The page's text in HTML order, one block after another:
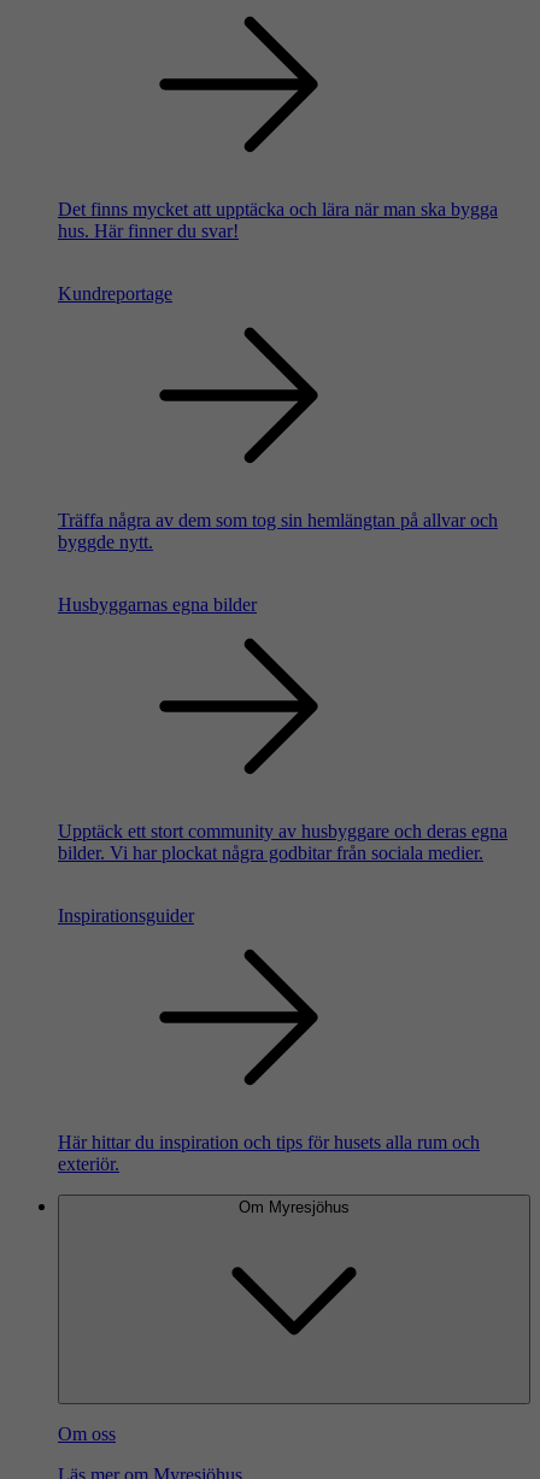
Det finns mycket att upptäcka och lära när man ska bygga
hus. Här finner du svar!
Kundreportage
Träffa några av dem som tog sin hemlängtan på allvar och
byggde nytt.
Husbyggarnas egna bilder
Upptäck ett stort community av husbyggare och deras egna
bilder. Vi har plockat några godbitar från sociala medier.
Inspirationsguider
Här hittar du inspiration och tips för husets alla rum och
exteriör.
Om Myresjöhus
Om oss
Läs mer om Myresjöhus